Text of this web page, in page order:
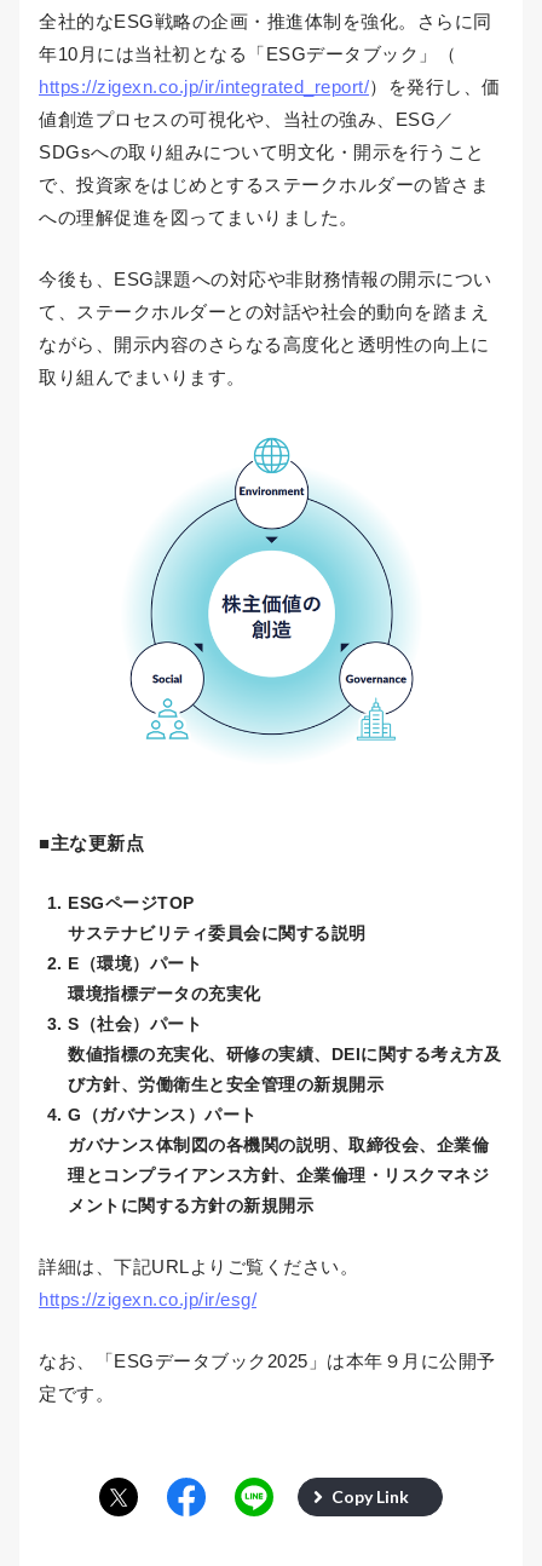
全社的なESG戦略の企画・推進体制を強化。さらに同
年10月には当社初となる「ESGデータブック」（
https://zigexn.co.jp/ir/integrated_report/）を発行し、価
値創造プロセスの可視化や、当社の強み、ESG／
SDGsへの取り組みについて明文化・開示を行うこと
で、投資家をはじめとするステークホルダーの皆さま
への理解促進を図ってまいりました。
今後も、ESG課題への対応や非財務情報の開示につい
て、ステークホルダーとの対話や社会的動向を踏まえ
ながら、開示内容のさらなる高度化と透明性の向上に
取り組んでまいります。
■主な更新点
ESGページTOP
サステナビリティ委員会に関する説明
E（環境）パート
環境指標データの充実化
S（社会）パート
数値指標の充実化、研修の実績、DEIに関する考え方及
び方針、労働衛生と安全管理の新規開示
G（ガバナンス）パート
ガバナンス体制図の各機関の説明、取締役会、企業倫
理とコンプライアンス方針、企業倫理・リスクマネジ
メントに関する方針の新規開示
詳細は、下記URLよりご覧ください。
https://zigexn.co.jp/ir/esg/
なお、「ESGデータブック2025」は本年９月に公開予
定です。
Copy Link